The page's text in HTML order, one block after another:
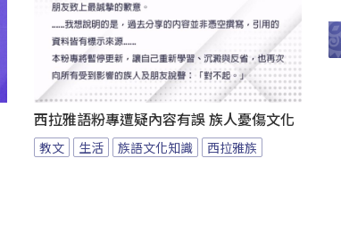
西拉雅語粉專遭疑內容有誤 族人憂傷文化
教文 生活 族語文化知識 西拉雅族